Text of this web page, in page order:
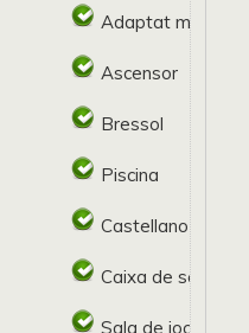
Adaptat
Ascensor
Bressol
Piscina
Castellano
Caixa de
Sala de jocs